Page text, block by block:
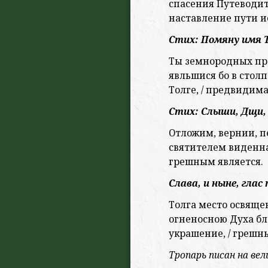
спасения
наставление пути
Стих: Помяну имя
Ты земнородных
явльшися бо в
Толге, /
Стих: Слыши, Дщи,
Отложим, вернии,
святителем
грешным является.
Слава, и ныне,
Толга место
огненосною Духа
украшение, /
Тропарь писан на